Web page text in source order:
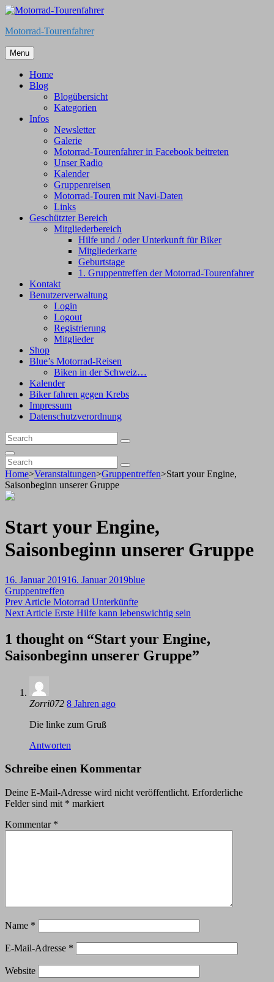
Skip
content
Motorrad-Tourenfahrer
Menu
Home
Blog
Blogübersicht
Kategorien
Infos
Newsletter
Galerie
Motorrad-Tourenfahrer in Facebook beitreten
Unser Radio
Kalender
Gruppenreisen
Motorrad-Touren mit Navi-Daten
Links
Geschützter Bereich
Mitgliederbereich
Hilfe und / oder Unterkunft für Biker
Mitgliederkarte
Geburtstage
1. Gruppentreffen der Motorrad-Tourenfahrer
Kontakt
Benutzerverwaltung
Login
Logout
Registrierung
Mitglieder
Shop
Blue’s Motorrad-Reisen
Biken in der Schweiz…
Kalender
Biker fahren gegen Krebs
Impressum
Datenschutzverordnung
Search
for:
Search
Search
Search
for:
Search
Home>Veranstaltungen>Gruppentreffen>Start your Engine,
Saisonbeginn unserer Gruppe
Start your Engine,
Saisonbeginn unserer Gruppe
Posted-
on
16. Januar 201916. Januar 2019By
Byline
blue
Categories
Gruppentreffen
Beitragsnavigation
Previous
Post
Prev Article Motorrad Unterkünfte
Next
Next Article Erste Hilfe kann lebenswichtig sein
1 thought on “Start your Engine,
Saisonbeginn unserer Gruppe”
Zorri072 says:
8 Jahren ago
Die linke zum Gruß
Antworten
Schreibe einen Kommentar
Deine E-Mail-Adresse wird nicht veröffentlicht. Erforderliche
Felder sind mit * markiert
Kommentar *
Name *
E-Mail-Adresse *
Website